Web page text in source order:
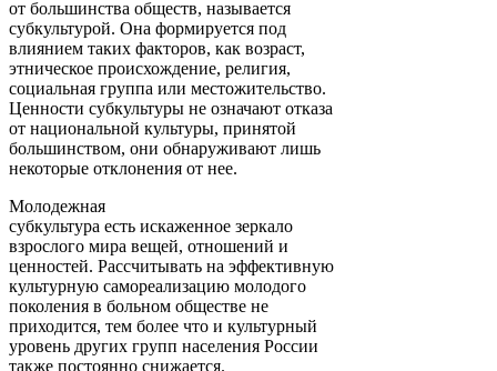
от большинства обществ, называется
субкультурой. Она формируется под
влиянием таких факторов, как возраст,
этническое происхождение, религия,
социальная группа или местожительство.
Ценности субкультуры не означают отказа
от национальной культуры, принятой
большинством, они обнаруживают лишь
некоторые отклонения от нее.
Молодежная
субкультура есть искаженное зеркало
взрослого мира вещей, отношений и
ценностей. Рассчитывать на эффективную
культурную самореализацию молодого
поколения в больном обществе не
приходится, тем более что и культурный
уровень других групп населения России
также постоянно снижается.